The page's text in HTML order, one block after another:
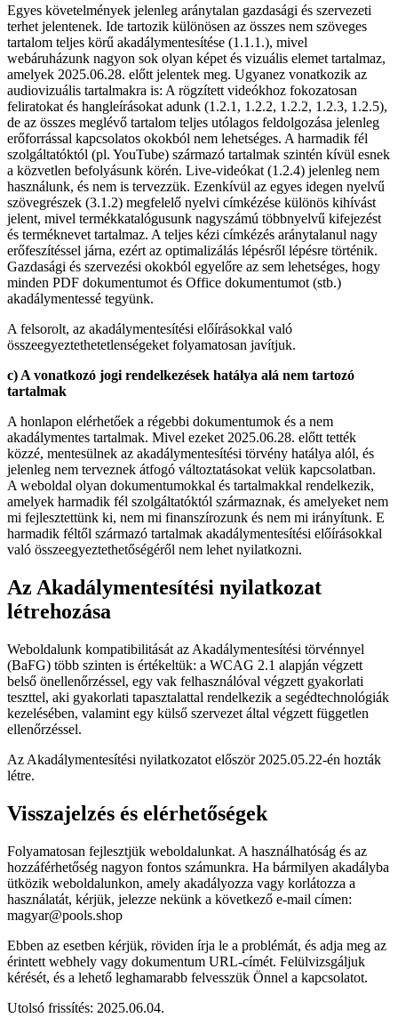
Egyes követelmények jelenleg aránytalan gazdasági és szervezeti
terhet jelentenek. Ide tartozik különösen az összes nem szöveges
tartalom teljes körű akadálymentesítése (1.1.1.), mivel
webáruházunk nagyon sok olyan képet és vizuális elemet tartalmaz,
amelyek 2025.06.28. előtt jelentek meg. Ugyanez vonatkozik az
audiovizuális tartalmakra is: A rögzített videókhoz fokozatosan
feliratokat és hangleírásokat adunk (1.2.1, 1.2.2, 1.2.2, 1.2.3, 1.2.5),
de az összes meglévő tartalom teljes utólagos feldolgozása jelenleg
erőforrással kapcsolatos okokból nem lehetséges. A harmadik fél
szolgáltatóktól (pl. YouTube) származó tartalmak szintén kívül esnek
a közvetlen befolyásunk körén. Live-videókat (1.2.4) jelenleg nem
használunk, és nem is tervezzük. Ezenkívül az egyes idegen nyelvű
szövegrészek (3.1.2) megfelelő nyelvi címkézése különös kihívást
jelent, mivel termékkatalógusunk nagyszámú többnyelvű kifejezést
és terméknevet tartalmaz. A teljes kézi címkézés aránytalanul nagy
erőfeszítéssel járna, ezért az optimalizálás lépésről lépésre történik.
Gazdasági és szervezési okokból egyelőre az sem lehetséges, hogy
minden PDF dokumentumot és Office dokumentumot (stb.)
akadálymentessé tegyünk.
A felsorolt, az akadálymentesítési előírásokkal való
összeegyeztethetetlenségeket folyamatosan javítjuk.
c) A vonatkozó jogi rendelkezések hatálya alá nem tartozó
tartalmak
A honlapon elérhetőek a régebbi dokumentumok és a nem
akadálymentes tartalmak. Mivel ezeket 2025.06.28. előtt tették
közzé, mentesülnek az akadálymentesítési törvény hatálya alól, és
jelenleg nem terveznek átfogó változtatásokat velük kapcsolatban.
A weboldal olyan dokumentumokkal és tartalmakkal rendelkezik,
amelyek harmadik fél szolgáltatóktól származnak, és amelyeket nem
mi fejlesztettünk ki, nem mi finanszírozunk és nem mi irányítunk. E
harmadik féltől származó tartalmak akadálymentesítési előírásokkal
való összeegyeztethetőségéről nem lehet nyilatkozni.
Az Akadálymentesítési nyilatkozat
létrehozása
Weboldalunk kompatibilitását az Akadálymentesítési törvénnyel
(BaFG) több szinten is értékeltük: a WCAG 2.1 alapján végzett
belső önellenőrzéssel, egy vak felhasználóval végzett gyakorlati
teszttel, aki gyakorlati tapasztalattal rendelkezik a segédtechnológiák
kezelésében, valamint egy külső szervezet által végzett független
ellenőrzéssel.
Az Akadálymentesítési nyilatkozatot először 2025.05.22-én hozták
létre.
Visszajelzés és elérhetőségek
Folyamatosan fejlesztjük weboldalunkat. A használhatóság és az
hozzáférhetőség nagyon fontos számunkra. Ha bármilyen akadályba
ütközik weboldalunkon, amely akadályozza vagy korlátozza a
használatát, kérjük, jelezze nekünk a következő e-mail címen:
magyar@pools.shop
Ebben az esetben kérjük, röviden írja le a problémát, és adja meg az
érintett webhely vagy dokumentum URL-címét. Felülvizsgáljuk
kérését, és a lehető leghamarabb felvesszük Önnel a kapcsolatot.
Utolsó frissítés: 2025.06.04.